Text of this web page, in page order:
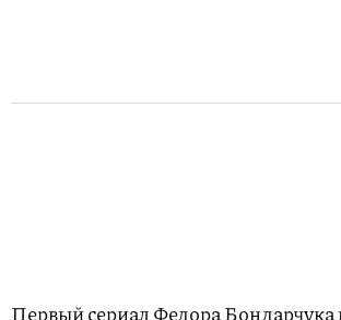
Первый сериал Федора